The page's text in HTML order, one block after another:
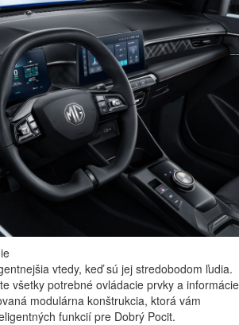
vďaka jemne vyladenému odpruženiu.
snaží absorbovať nárazy a vibrácie na ceste
akejkoľvek rýchlosti.
vtedy, keď sú jej stredobodom ľudia.
všetky potrebné ovládacie prvky a informácie
modulárna konštrukcia, ktorá vám
funkcií pre Dobrý Pocit.